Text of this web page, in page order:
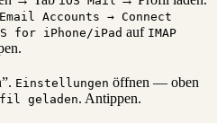
Accounts → Connect
for iPhone/iPad auf IMAP
Einstellungen öffnen — oben
geladen. Antippen.